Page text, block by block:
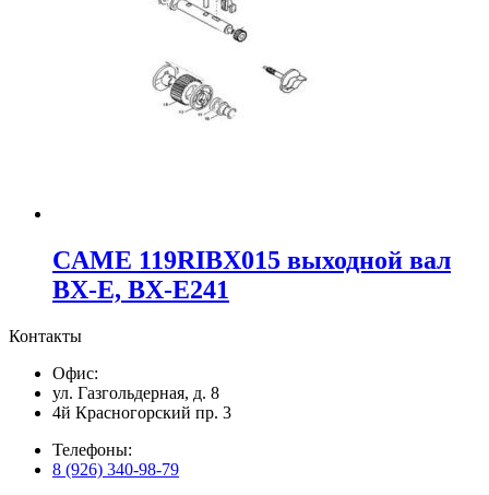
CAME 119RIBX015 выходной вал
BX-E, BX-E241
Контакты
Офис:
ул. Газгольдерная, д. 8
4й Красногорский пр. 3
Телефоны:
8 (926) 340-98-79